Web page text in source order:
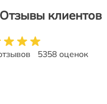
Отзывы клиентов
5358 оценок